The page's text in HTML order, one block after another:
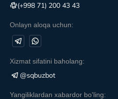
(+998 71) 200 43 43
Onlayn aloqa uchun:
Xizmat sifatini baholang:
@sqbuzbot
Yangiliklardan xabardor bo'ling: